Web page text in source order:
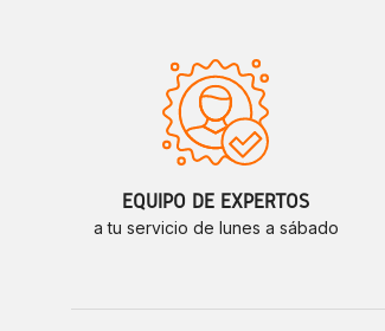
EQUIPO DE EXPERTOS
a tu servicio de lunes a sábado